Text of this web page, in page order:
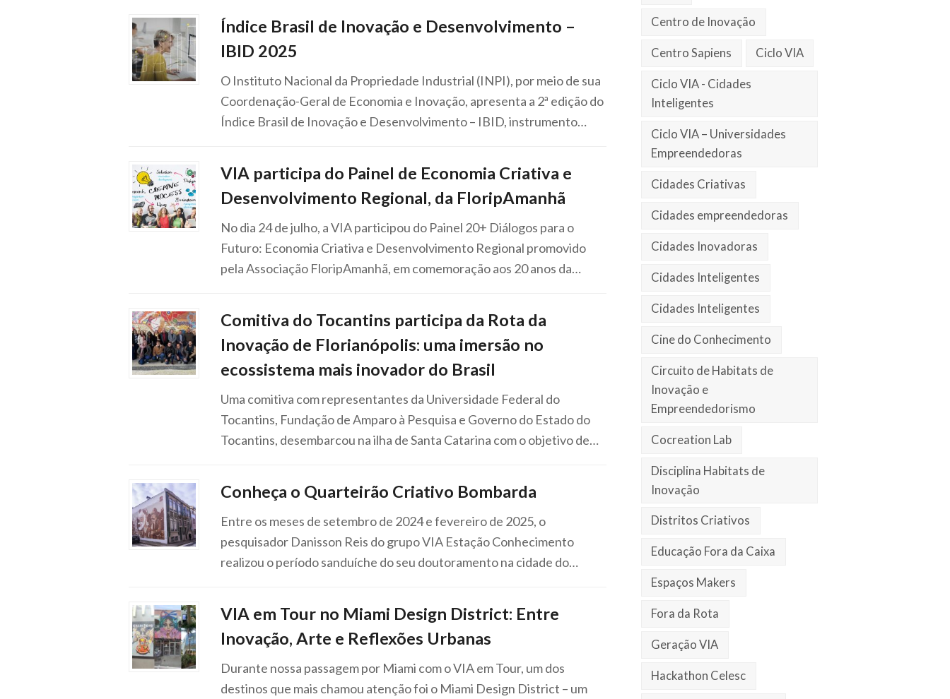
Índice Brasil de Inovação e Desenvolvimento –
IBID 2025
O Instituto Nacional da Propriedade Industrial (INPI), por meio de sua
Coordenação-Geral de Economia e Inovação, apresenta a 2ª edição do
Índice Brasil de Inovação e Desenvolvimento – IBID, instrumento…
VIA participa do Painel de Economia Criativa e
Desenvolvimento Regional, da FloripAmanhã
No dia 24 de julho, a VIA participou do Painel 20+ Diálogos para o
Futuro: Economia Criativa e Desenvolvimento Regional promovido
pela Associação FloripAmanhã, em comemoração aos 20 anos da…
Comitiva do Tocantins participa da Rota da
Inovação de Florianópolis: uma imersão no
ecossistema mais inovador do Brasil
Uma comitiva com representantes da Universidade Federal do
Tocantins, Fundação de Amparo à Pesquisa e Governo do Estado do
Tocantins, desembarcou na ilha de Santa Catarina com o objetivo de…
Conheça o Quarteirão Criativo Bombarda
Entre os meses de setembro de 2024 e fevereiro de 2025, o
pesquisador Danisson Reis do grupo VIA Estação Conhecimento
realizou o período sanduíche do seu doutoramento na cidade do…
VIA em Tour no Miami Design District: Entre
Inovação, Arte e Reflexões Urbanas
Durante nossa passagem por Miami com o VIA em Tour, um dos
destinos que mais chamou atenção foi o Miami Design District – um
Centro de Inovação
Centro Sapiens Ciclo VIA
Ciclo VIA - Cidades
Inteligentes
Ciclo VIA – Universidades
Empreendedoras
Cidades Criativas
Cidades empreendedoras
Cidades Inovadoras
Cidades Inteligentes
Cidades Inteligentes
Cine do Conhecimento
Circuito de Habitats de
Inovação e
Empreendedorismo
Cocreation Lab
Disciplina Habitats de
Inovação
Distritos Criativos
Educação Fora da Caixa
Espaços Makers
Fora da Rota
Geração VIA
Hackathon Celesc